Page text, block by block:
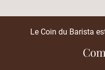
Le Coin du Barista